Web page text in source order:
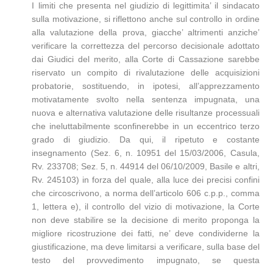
I limiti che presenta nel giudizio di legittimita’ il sindacato
sulla motivazione, si riflettono anche sul controllo in ordine
alla valutazione della prova, giacche’ altrimenti anziche’
verificare la correttezza del percorso decisionale adottato
dai Giudici del merito, alla Corte di Cassazione sarebbe
riservato un compito di rivalutazione delle acquisizioni
probatorie, sostituendo, in ipotesi, all’apprezzamento
motivatamente svolto nella sentenza impugnata, una
nuova e alternativa valutazione delle risultanze processuali
che ineluttabilmente sconfinerebbe in un eccentrico terzo
grado di giudizio. Da qui, il ripetuto e costante
insegnamento (Sez. 6, n. 10951 del 15/03/2006, Casula,
Rv. 233708; Sez. 5, n. 44914 del 06/10/2009, Basile e altri,
Rv. 245103) in forza del quale, alla luce dei precisi confini
che circoscrivono, a norma dell’articolo 606 c.p.p., comma
1, lettera e), il controllo del vizio di motivazione, la Corte
non deve stabilire se la decisione di merito proponga la
migliore ricostruzione dei fatti, ne’ deve condividerne la
giustificazione, ma deve limitarsi a verificare, sulla base del
testo del provvedimento impugnato, se questa